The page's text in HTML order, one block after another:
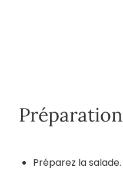
Préparation
Préparez la salade.